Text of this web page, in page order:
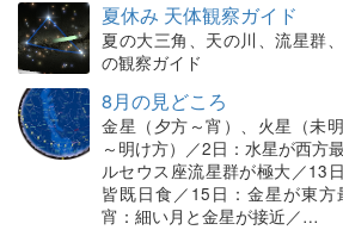
夏休み 天体観察ガイド
夏の大三角、天の川、流星群
の観察ガイド
8月の見どころ
金星（夕方～宵）、火星（未
～明け方）／2日：水星が西方
ルセウス座流星群が極大／13
皆既日食／15日：金星が東方
宵：細い月と金星が接近／…